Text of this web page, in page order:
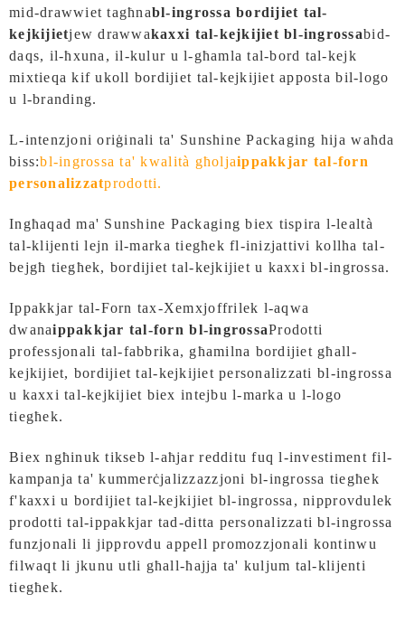
mid-drawwiet tagħnabl-ingrossa bordijiet tal-
kejkijietjew drawwakaxxi tal-kejkijiet bl-ingrossabid-
daqs, il-ħxuna, il-kulur u l-għamla tal-bord tal-kejk
mixtieqa kif ukoll bordijiet tal-kejkijiet apposta bil-logo
u l-branding.
L-intenzjoni oriġinali ta' Sunshine Packaging hija waħda
biss:bl-ingrossa ta' kwalità għoljaippakkjar tal-forn
personalizzatprodotti.
Ingħaqad ma' Sunshine Packaging biex tispira l-lealtà
tal-klijenti lejn il-marka tiegħek fl-inizjattivi kollha tal-
bejgħ tiegħek, bordijiet tal-kejkijiet u kaxxi bl-ingrossa.
Ippakkjar tal-Forn tax-Xemxjoffrilek l-aqwa
dwanaippakkjar tal-forn bl-ingrossaProdotti
professjonali tal-fabbrika, għamilna bordijiet għall-
kejkijiet, bordijiet tal-kejkijiet personalizzati bl-ingrossa
u kaxxi tal-kejkijiet biex intejbu l-marka u l-logo
tiegħek.
Biex ngħinuk tikseb l-aħjar redditu fuq l-investiment fil-
kampanja ta' kummerċjalizzazzjoni bl-ingrossa tiegħek
f'kaxxi u bordijiet tal-kejkijiet bl-ingrossa, nipprovdulek
prodotti tal-ippakkjar tad-ditta personalizzati bl-ingrossa
funzjonali li jipprovdu appell promozzjonali kontinwu
filwaqt li jkunu utli għall-ħajja ta' kuljum tal-klijenti
tiegħek.